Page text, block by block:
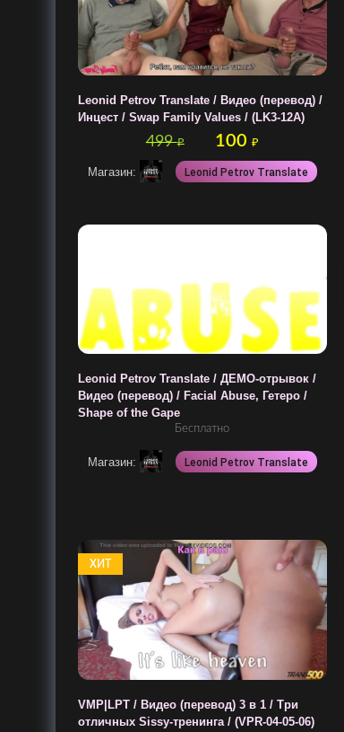
Leonid Petrov Translate / Видео (перевод) /
Инцест / Swap Family Values / (LK3-12A)
499₽ 100 ₽
Магазин: Leonid Petrov Translate
Leonid Petrov Translate / ДЕМО-отрывок /
Видео (перевод) / Facial Abuse, Гетеро /
Shape of the Gape
Бесплатно
Магазин: Leonid Petrov Translate
ХИТ
VMP|LPT / Видео (перевод) 3 в 1 / Три
отличных Sissy-тренинга / (VPR-04-05-06)